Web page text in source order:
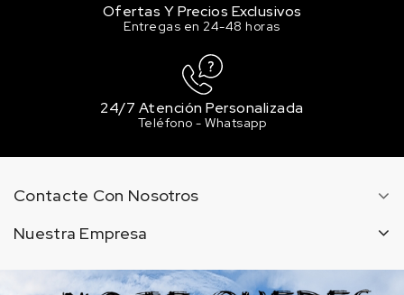
Ofertas Y Precios Exclusivos
Entregas en 24-48 horas
24/7 Atención Personalizada
Teléfono - Whatsapp
Contacte Con Nosotros
Nuestra Empresa